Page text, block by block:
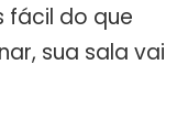
fácil do que
sua sala vai